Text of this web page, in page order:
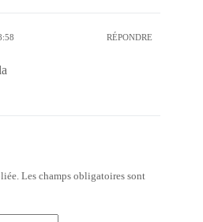
RÉPONDRE
Les champs obligatoires sont